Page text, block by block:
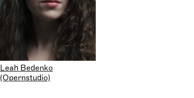
Leah Bedenko
(Opernstudio)